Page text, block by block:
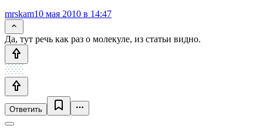
mrskam10 мая 2010 в 14:47
Да, тут речь как раз о молекуле, из статьи видно.
Ответить